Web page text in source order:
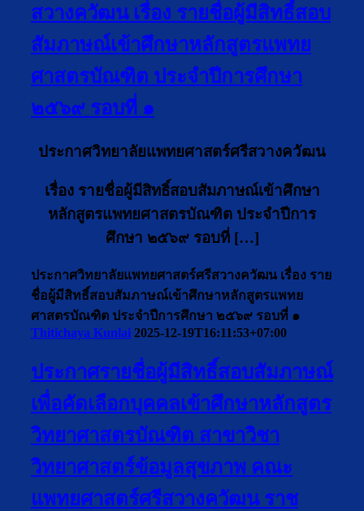
สวางควัฒน เรื่อง รายชื่อผู้มีสิทธิ์สอบ
สัมภาษณ์เข้าศึกษาหลักสูตรแพทย
ศาสตรบัณฑิต ประจำปีการศึกษา
๒๕๖๙ รอบที่ ๑
ประกาศวิทยาลัยแพทยศาสตร์ศรีสวางควัฒน
เรื่อง รายชื่อผู้มีสิทธิ์สอบสัมภาษณ์เข้าศึกษา
หลักสูตรแพทยศาสตรบัณฑิต ประจำปีการ
ศึกษา ๒๕๖๙ รอบที่ […]
ประกาศวิทยาลัยแพทยศาสตร์ศรีสวางควัฒน เรื่อง ราย
ชื่อผู้มีสิทธิ์สอบสัมภาษณ์เข้าศึกษาหลักสูตรแพทย
ศาสตรบัณฑิต ประจำปีการศึกษา ๒๕๖๙ รอบที่ ๑
Thitichaya Kunlai 2025-12-19T16:11:53+07:00
ประกาศรายชื่อผู้มีสิทธิ์สอบสัมภาษณ์
เพื่อคัดเลือกบุคคลเข้าศึกษาหลักสูตร
วิทยาศาสตรบัณฑิต สาขาวิชา
วิทยาศาสตร์ข้อมูลสุขภาพ คณะ
แพทยศาสตร์ศรีสวางควัฒน ราช